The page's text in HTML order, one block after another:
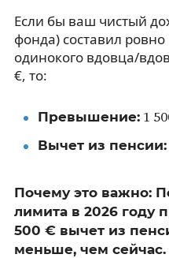
Если бы ваш чистый
фонда) составил
одинокого вдовца/
€, то:
Превышение:1
Вычет из пенсии:
Почему это важно:
лимита в 2026 году
500 € вычет из
меньше, чем сейчас.